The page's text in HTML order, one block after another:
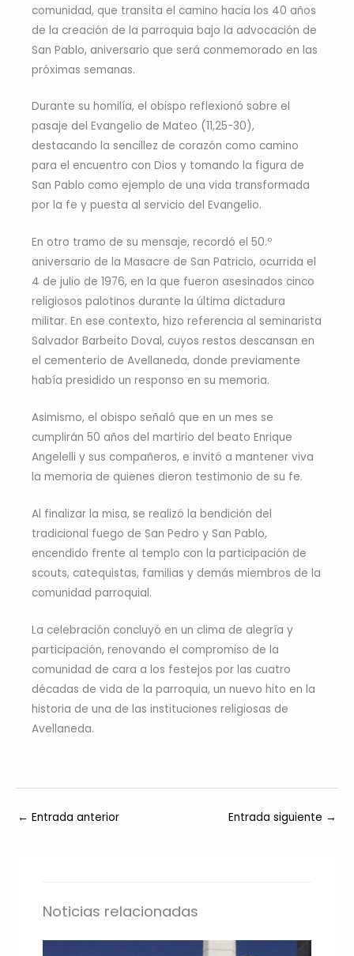
comunidad, que transita el camino hacia los 40 años
de la creación de la parroquia bajo la advocación de
San Pablo, aniversario que será conmemorado en las
próximas semanas.
Durante su homilía, el obispo reflexionó sobre el
pasaje del Evangelio de Mateo (11,25-30),
destacando la sencillez de corazón como camino
para el encuentro con Dios y tomando la figura de
San Pablo como ejemplo de una vida transformada
por la fe y puesta al servicio del Evangelio.
En otro tramo de su mensaje, recordó el 50.º
aniversario de la Masacre de San Patricio, ocurrida el
4 de julio de 1976, en la que fueron asesinados cinco
religiosos palotinos durante la última dictadura
militar. En ese contexto, hizo referencia al seminarista
Salvador Barbeito Doval, cuyos restos descansan en
el cementerio de Avellaneda, donde previamente
había presidido un responso en su memoria.
Asimismo, el obispo señaló que en un mes se
cumplirán 50 años del martirio del beato Enrique
Angelelli y sus compañeros, e invitó a mantener viva
la memoria de quienes dieron testimonio de su fe.
Al finalizar la misa, se realizó la bendición del
tradicional fuego de San Pedro y San Pablo,
encendido frente al templo con la participación de
scouts, catequistas, familias y demás miembros de la
comunidad parroquial.
La celebración concluyó en un clima de alegría y
participación, renovando el compromiso de la
comunidad de cara a los festejos por las cuatro
décadas de vida de la parroquia, un nuevo hito en la
historia de una de las instituciones religiosas de
Avellaneda.
← Entrada anterior Entrada siguiente →
Noticias relacionadas